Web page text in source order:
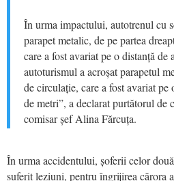
În urma impactului, autotrenul cu
parapet metalic, de pe partea
care a fost avariat pe o distanță
autoturismul a acroșat parapetul
de circulație, care a fost avariat
de metri”, a declarat purtătorul
comisar șef Alina Fărcuța.
În urma accidentului, șoferii celor
suferit leziuni, pentru îngrijirea cărora